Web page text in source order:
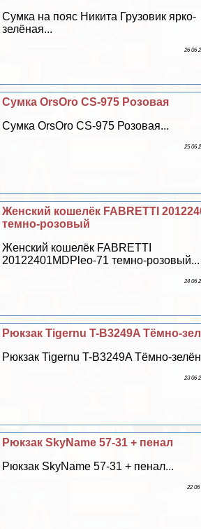
Сумка на пояс Никита Грузовик ярко-
зелёная...
26 06
Сумка OrsOro CS-975 Розовая
Сумка OrsOro CS-975 Розовая...
25 06
Женский кошелёк FABRETTI
темно-розовый
Женский кошелёк FABRETTI
20122401MDPleo-71 темно-розовый...
24 06
Рюкзак Tigernu T-B3249A Тёмно-
Рюкзак Tigernu T-B3249A Тёмно-
23 06
Рюкзак SkyName 57-31 + пенал
Рюкзак SkyName 57-31 + пенал...
22 06